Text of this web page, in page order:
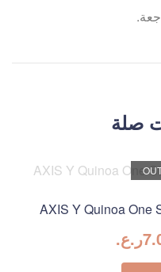
صلة
AXIS Y Quinoa One
ر.ع.